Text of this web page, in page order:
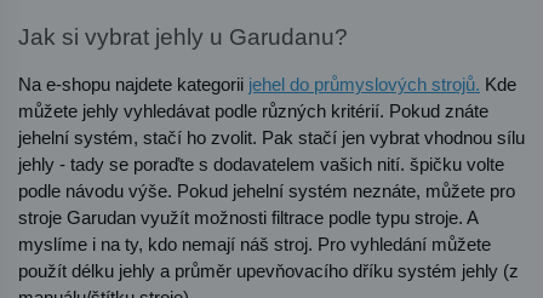
Jak si vybrat jehly u Garudanu?
Na e-shopu najdete kategorii jehel do průmyslových strojů. Kde
můžete jehly vyhledávat podle různých kritérií. Pokud znáte
jehelní systém, stačí ho zvolit. Pak stačí jen vybrat vhodnou sílu
jehly - tady se poraďte s dodavatelem vašich nití. špičku volte
podle návodu výše. Pokud jehelní systém neznáte, můžete pro
stroje Garudan využít možnosti filtrace podle typu stroje. A
myslíme i na ty, kdo nemají náš stroj. Pro vyhledání můžete
použít délku jehly a průměr upevňovacího dříku systém jehly (z